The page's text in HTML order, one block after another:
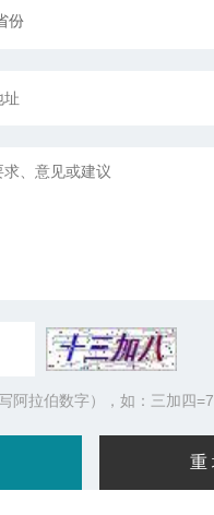
阿拉伯数字），如：三加四=7